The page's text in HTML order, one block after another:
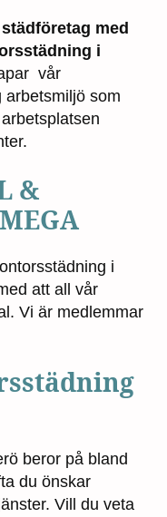
med
i
vår
arbetsmiljö som
&
i
att all vår
Vi är medlemmar
beror på bland
du önskar
Vill du veta